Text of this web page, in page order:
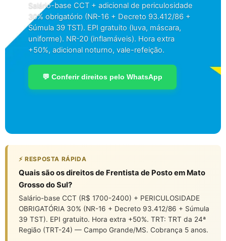
Salário-base CCT + adicional de periculosidade
30% obrigatório (NR-16 + Decreto 93.412/86 +
Súmula 39 TST). EPI gratuito (luva, máscara,
uniforme). NR-20 (inflamáveis). Hora extra
+50%, adicional noturno, vale-refeição.
💬 Conferir direitos pelo WhatsApp
⚡ RESPOSTA RÁPIDA
Quais são os direitos de Frentista de Posto em Mato
Grosso do Sul?
Salário-base CCT (R$ 1700-2400) + PERICULOSIDADE
OBRIGATÓRIA 30% (NR-16 + Decreto 93.412/86 + Súmula
39 TST). EPI gratuito. Hora extra +50%. TRT: TRT da 24ª
Região (TRT-24) — Campo Grande/MS. Cobrança 5 anos.